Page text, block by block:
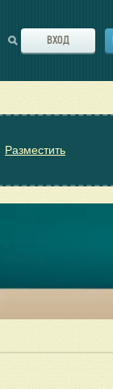
ВХОД
Разместить